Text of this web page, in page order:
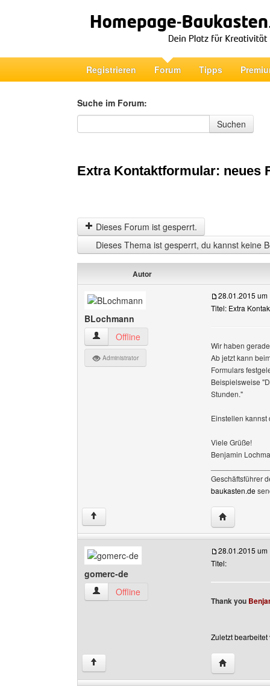
Registrieren Forum Tipps
Suche im Forum:
Suche im Forum
Suchen
Extra Kontaktformular: neues
Dieses Forum ist gesperrt.
Dieses Thema ist gesperrt, du kannst keine
Autor
BLochmann
BLochmann Benutzer-Profile anzeigen
Offline
Administrator
28.01.2015 um
Titel: Extra
Wir haben
Ab jetzt kann
Formulars
Beispielsweise
Stunden."
Einstellen kannst
Viele Grüße!
Benjamin
Geschäftsführer
baukasten.de
↑ Website
gomerc-de
gomerc-de Benutzer-Profile anzeigen
Offline
28.01.2015 um
Titel:
Thank you
Zuletzt
↑ Website